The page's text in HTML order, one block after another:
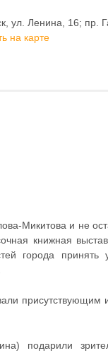
ул. Ленина, 16; пр.
на карте
Микитова и не
книжная
города принять
присутствующим
подарили